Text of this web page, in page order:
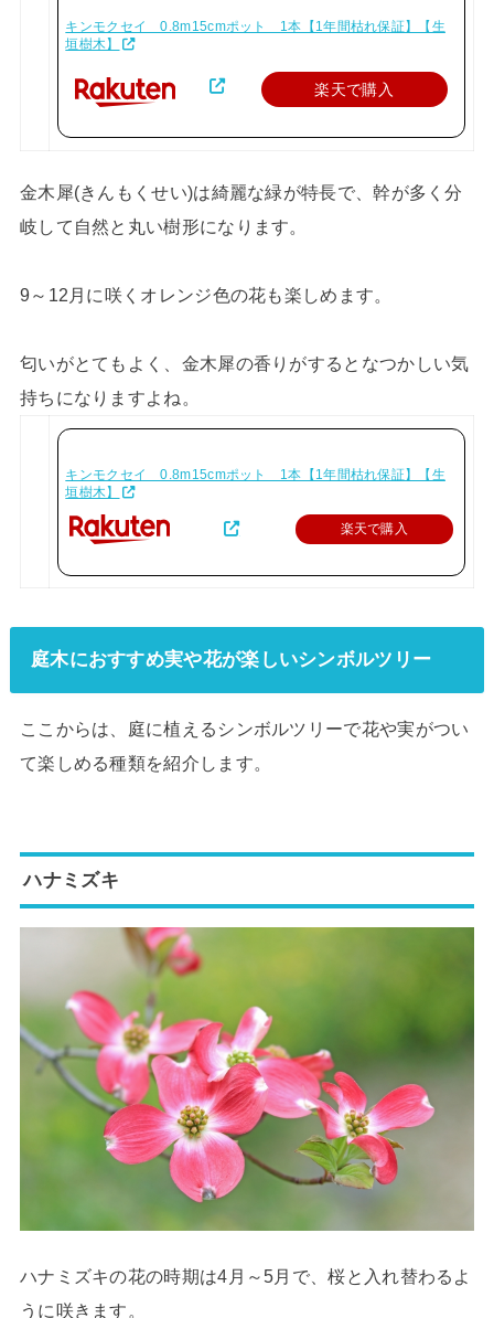
キンモクセイ 0.8m15cmポット 1本【1年間枯れ保証】【生
垣樹木】
楽天で購入
金木犀(きんもくせい)は綺麗な緑が特長で、幹が多く分
岐して自然と丸い樹形になります。
9～12月に咲くオレンジ色の花も楽しめます。
匂いがとてもよく、金木犀の香りがするとなつかしい気
持ちになりますよね。
キンモクセイ 0.8m15cmポット 1本【1年間枯れ保証】【生
垣樹木】
楽天で購入
庭木におすすめ実や花が楽しいシンボルツリー
ここからは、庭に植えるシンボルツリーで花や実がつい
て楽しめる種類を紹介します。
ハナミズキ
ハナミズキの花の時期は4月～5月で、桜と入れ替わるよ
うに咲きます。